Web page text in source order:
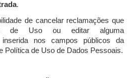
.
de cancelar reclamações que
de Uso ou editar alguma
inserida nos campos públicos da
Política de Uso de Dados Pessoais.